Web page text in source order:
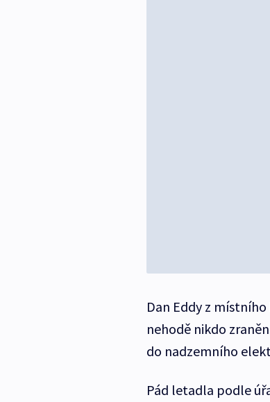
Dan Eddy z
nehodě nikdo
do nadzemního
Pád letadla podle